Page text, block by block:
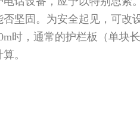
固。为安全起见，可改
时，通常的护栏板（单块
。